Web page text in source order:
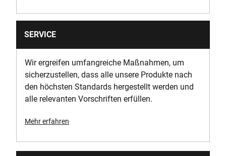
SERVICE
Wir ergreifen umfangreiche Maßnahmen, um
sicherzustellen, dass alle unsere Produkte nach
den höchsten Standards hergestellt werden und
alle relevanten Vorschriften erfüllen.
Mehr erfahren